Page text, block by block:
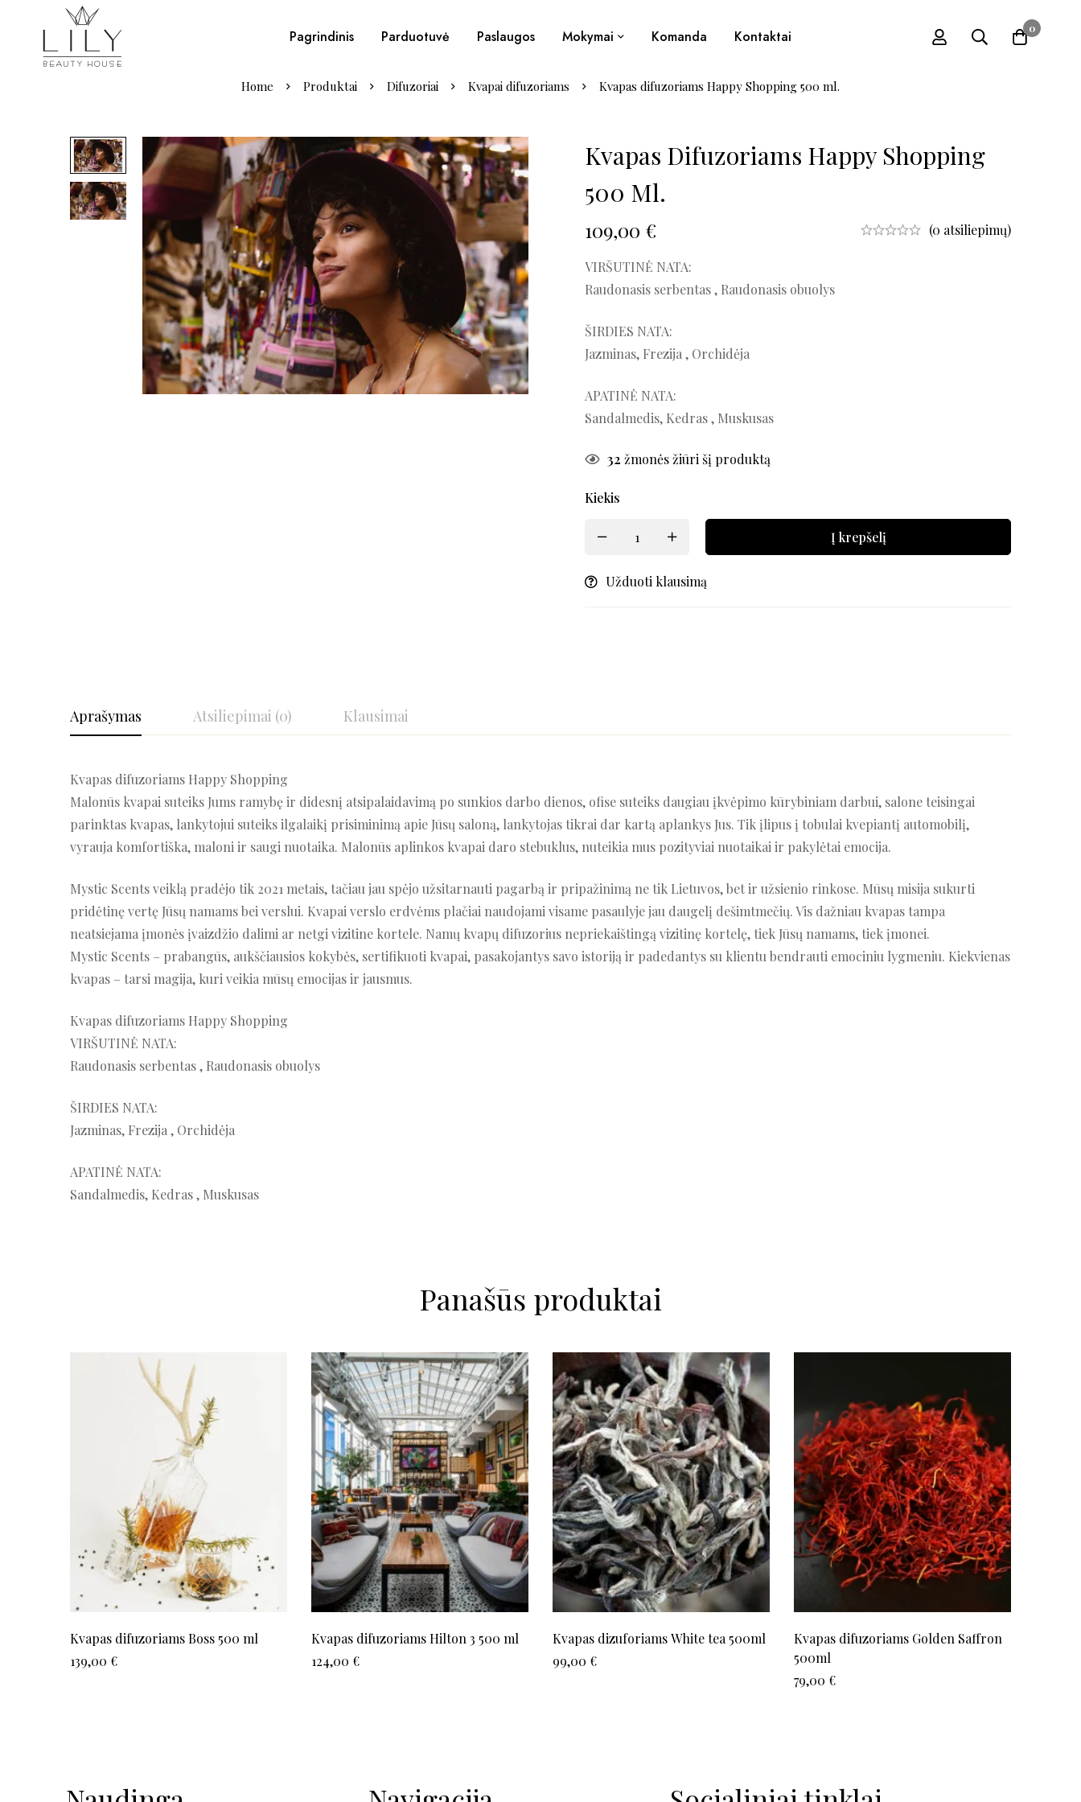
Pagrindinis Parduotuvė Paslaugos Mokymai Komanda Kontaktai 0
Home Produktai Difuzoriai Kvapai difuzoriams Kvapas difuzoriams Happy Shopping 500 ml.
Kvapas Difuzoriams Happy Shopping
500 Ml.
109,00 € (0 atsiliepimų)
VIRŠUTINĖ NATA:
Raudonasis serbentas , Raudonasis obuolys
ŠIRDIES NATA:
Jazminas, Frezija , Orchidėja
APATINĖ NATA:
Sandalmedis, Kedras , Muskusas
32 žmonės žiūri šį produktą
Kiekis
Į krepšelį
Užduoti klausimą
Aprašymas Atsiliepimai (0) Klausimai
Kvapas difuzoriams Happy Shopping
Malonūs kvapai suteiks Jums ramybę ir didesnį atsipalaidavimą po sunkios darbo dienos, ofise suteiks daugiau įkvėpimo kūrybiniam darbui, salone teisingai
parinktas kvapas, lankytojui suteiks ilgalaikį prisiminimą apie Jūsų saloną, lankytojas tikrai dar kartą aplankys Jus. Tik įlipus į tobulai kvepiantį automobilį,
vyrauja komfortiška, maloni ir saugi nuotaika. Malonūs aplinkos kvapai daro stebuklus, nuteikia mus pozityviai nuotaikai ir pakylėtai emocija.
Mystic Scents veiklą pradėjo tik 2021 metais, tačiau jau spėjo užsitarnauti pagarbą ir pripažinimą ne tik Lietuvos, bet ir užsienio rinkose. Mūsų misija sukurti
pridėtinę vertę Jūsų namams bei verslui. Kvapai verslo erdvėms plačiai naudojami visame pasaulyje jau daugelį dešimtmečių. Vis dažniau kvapas tampa
neatsiejama įmonės įvaizdžio dalimi ar netgi vizitine kortele. Namų kvapų difuzorius nepriekaištingą vizitinę kortelę, tiek Jūsų namams, tiek įmonei.
Mystic Scents – prabangūs, aukščiausios kokybės, sertifikuoti kvapai, pasakojantys savo istoriją ir padedantys su klientu bendrauti emociniu lygmeniu. Kiekvienas
kvapas – tarsi magija, kuri veikia mūsų emocijas ir jausmus.
Kvapas difuzoriams Happy Shopping
VIRŠUTINĖ NATA:
Raudonasis serbentas , Raudonasis obuolys
ŠIRDIES NATA:
Jazminas, Frezija , Orchidėja
APATINĖ NATA:
Sandalmedis, Kedras , Muskusas
Panašūs produktai
Kvapas difuzoriams Boss 500 ml
139,00 €
Kvapas difuzoriams Hilton 3 500 ml
124,00 €
Kvapas dizuforiams White tea 500ml
99,00 €
Kvapas difuzoriams Golden Saffron
500ml
79,00 €